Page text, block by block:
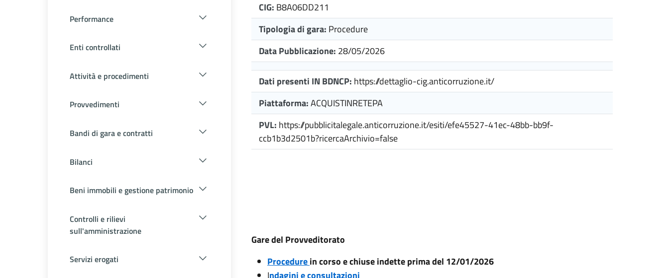
Performance
Enti controllati
Attività e procedimenti
Provvedimenti
Bandi di gara e contratti
Bilanci
Beni immobili e gestione patrimonio
Controlli e rilievi
sull'amministrazione
Servizi erogati
CIG: B8A06DD211
Tipologia di gara: Procedure
Data Pubblicazione: 28/05/2026
Dati presenti IN BDNCP: https://dettaglio-cig.anticorruzione.it/
Piattaforma:ACQUISTINRETEPA
PVL: https://pubblicitalegale.anticorruzione.it/esiti/efe45527-41ec-48bb-bb9f-
ccb1b3d2501b?ricercaArchivio=false
Gare del Provveditorato
Procedurein corso e chiuse indette prima del 12/01/2026
Indagini e consultazioni